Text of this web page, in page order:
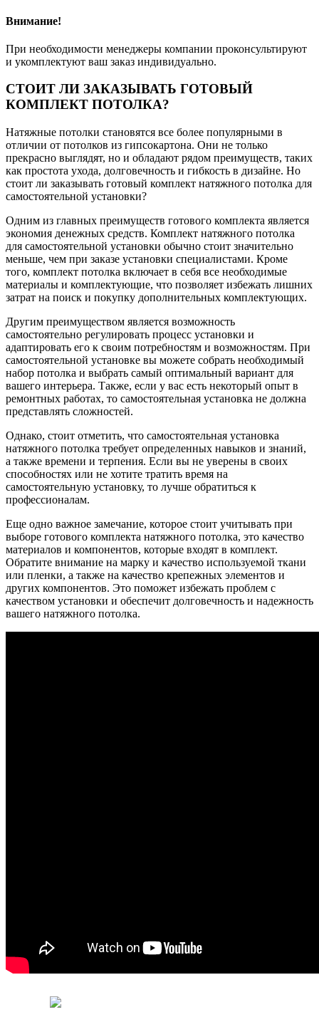
Внимание!
При необходимости менеджеры компании проконсультируют
и укомплектуют ваш заказ индивидуально.
СТОИТ ЛИ ЗАКАЗЫВАТЬ ГОТОВЫЙ
КОМПЛЕКТ ПОТОЛКА?
Натяжные потолки становятся все более популярными в
отличии от потолков из гипсокартона. Они не только
прекрасно выглядят, но и обладают рядом преимуществ, таких
как простота ухода, долговечность и гибкость в дизайне. Но
стоит ли заказывать готовый комплект натяжного потолка для
самостоятельной установки?
Одним из главных преимуществ готового комплекта является
экономия денежных средств. Комплект натяжного потолка
для самостоятельной установки обычно стоит значительно
меньше, чем при заказе установки специалистами. Кроме
того, комплект потолка включает в себя все необходимые
материалы и комплектующие, что позволяет избежать лишних
затрат на поиск и покупку дополнительных комплектующих.
Другим преимуществом является возможность
самостоятельно регулировать процесс установки и
адаптировать его к своим потребностям и возможностям. При
самостоятельной установке вы можете собрать необходимый
набор потолка и выбрать самый оптимальный вариант для
вашего интерьера. Также, если у вас есть некоторый опыт в
ремонтных работах, то самостоятельная установка не должна
представлять сложностей.
Однако, стоит отметить, что самостоятельная установка
натяжного потолка требует определенных навыков и знаний,
а также времени и терпения. Если вы не уверены в своих
способностях или не хотите тратить время на
самостоятельную установку, то лучше обратиться к
профессионалам.
Еще одно важное замечание, которое стоит учитывать при
выборе готового комплекта натяжного потолка, это качество
материалов и компонентов, которые входят в комплект.
Обратите внимание на марку и качество используемой ткани
или пленки, а также на качество крепежных элементов и
других компонентов. Это поможет избежать проблем с
качеством установки и обеспечит долговечность и надежность
вашего натяжного потолка.